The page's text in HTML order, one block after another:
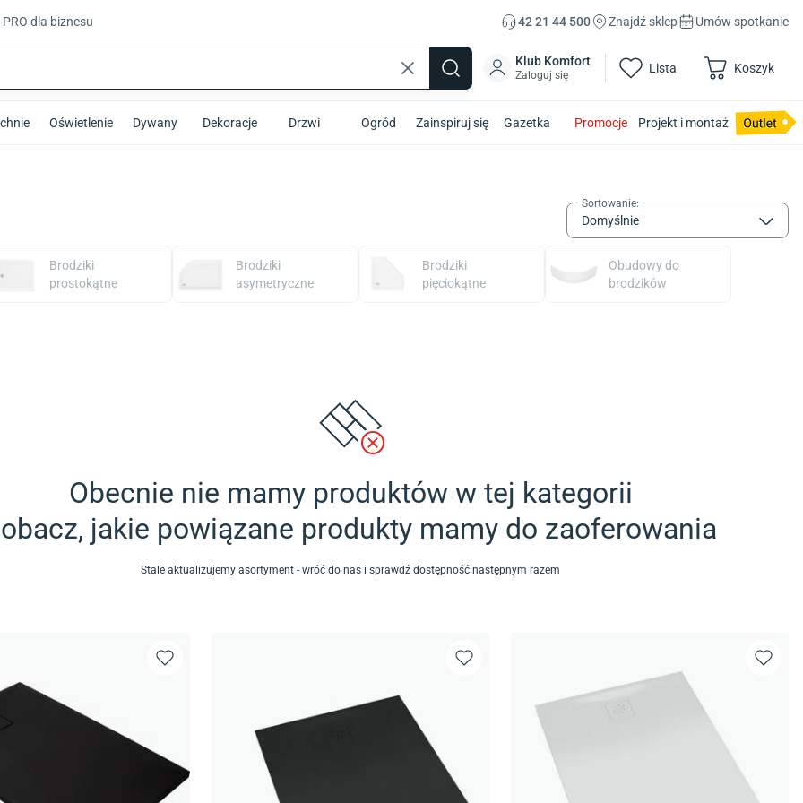
dla biznesu 42 21 44 500 Znajdź sklep Umów spotkanie
Klub Komfort
Zaloguj się Lista Koszyk
Oświetlenie Dywany Dekoracje Drzwi Ogród Zainspiruj się Gazetka Promocje Projekt i montaż
Sortowanie:
Domyślnie
Brodziki
prostokątne
Brodziki
asymetryczne
Brodziki
pięciokątne
Obudowy do
brodzików
Obecnie nie mamy produktów w tej kategorii
jakie powiązane produkty mamy do zaoferowania
Stale aktualizujemy asortyment - wróć do nas i sprawdź dostępność następnym razem